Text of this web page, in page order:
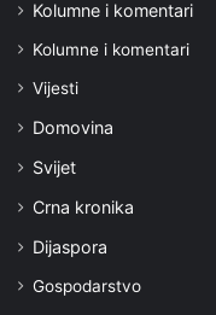
Kolumne i komentari
Kolumne i komentari
Vijesti
Domovina
Svijet
Crna kronika
Dijaspora
Gospodarstvo